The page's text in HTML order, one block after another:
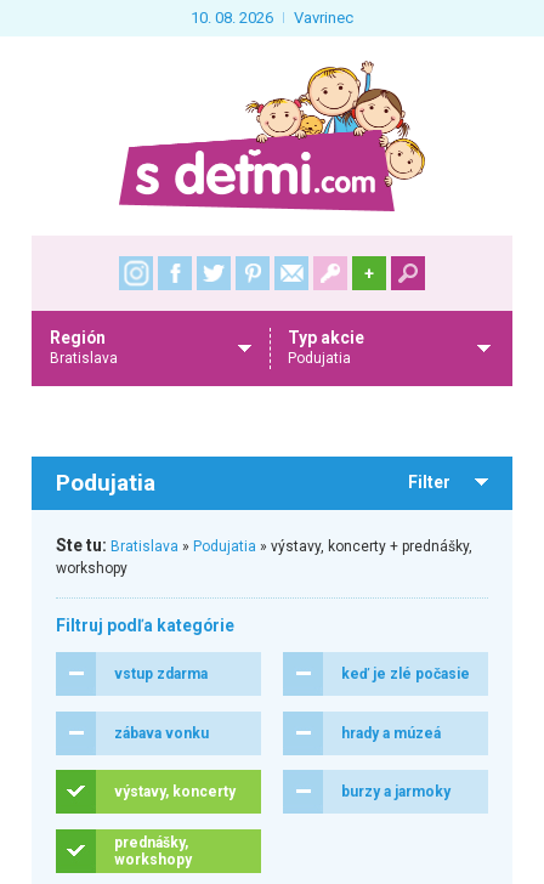
10. 08. 2026 Vavrinec
+
Región
Bratislava
Typ akcie
Podujatia
Podujatia Filter
Ste tu: Bratislava » Podujatia » výstavy, koncerty + prednášky,
workshopy
Filtruj podľa kategórie
vstup zdarma keď je zlé počasie
zábava vonku hrady a múzeá
výstavy, koncerty burzy a jarmoky
prednášky,
workshopy